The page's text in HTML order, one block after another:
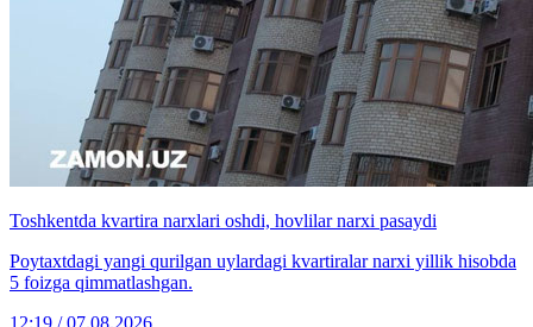
Toshkentda kvartira narxlari oshdi, hovlilar narxi pasaydi
Poytaxtdagi yangi qurilgan uylardagi kvartiralar narxi yillik hisobda
5 foizga qimmatlashgan.